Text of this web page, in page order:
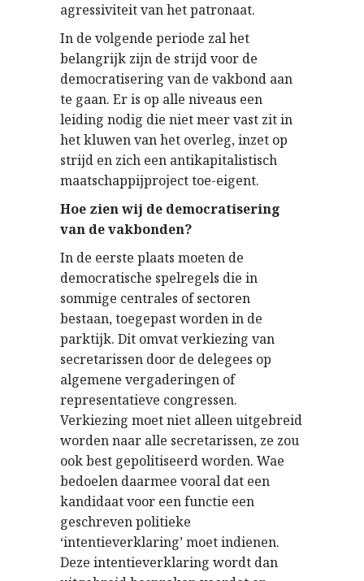
agressiviteit van het patronaat.
In de volgende periode zal het
belangrijk zijn de strijd voor de
democratisering van de vakbond aan
te gaan. Er is op alle niveaus een
leiding nodig die niet meer vast zit in
het kluwen van het overleg, inzet op
strijd en zich een antikapitalistisch
maatschappijproject toe-eigent.
Hoe zien wij de democratisering
van de vakbonden?
In de eerste plaats moeten de
democratische spelregels die in
sommige centrales of sectoren
bestaan, toegepast worden in de
parktijk. Dit omvat verkiezing van
secretarissen door de delegees op
algemene vergaderingen of
representatieve congressen.
Verkiezing moet niet alleen uitgebreid
worden naar alle secretarissen, ze zou
ook best gepolitiseerd worden. Wae
bedoelen daarmee vooral dat een
kandidaat voor een functie een
geschreven politieke
‘intentieverklaring’ moet indienen.
Deze intentieverklaring wordt dan